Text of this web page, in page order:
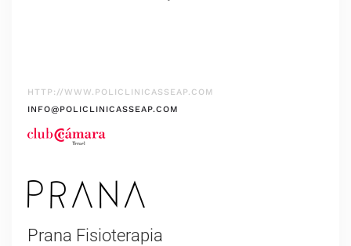
HTTP://WWW.POLICLINICASSEAP.COM
INFO@POLICLINICASSEAP.COM
Prana Fisioterapia